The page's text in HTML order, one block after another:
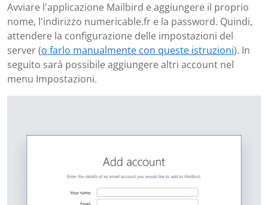
Avviare l'applicazione Mailbird e aggiungere il proprio
nome, l'indirizzo numericable.fr e la password. Quindi,
attendere la configurazione delle impostazioni del
server (o farlo manualmente con queste istruzioni). In
seguito sarà possibile aggiungere altri account nel
menu Impostazioni.